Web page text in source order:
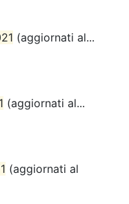
(aggiornati al...
(aggiornati al...
(aggiornati al